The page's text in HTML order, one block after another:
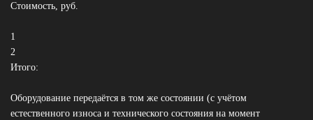
Стоимость, руб.
1
2
Итого:
Оборудование передаётся в том же состоянии (с учётом
естественного износа и технического состояния на момент